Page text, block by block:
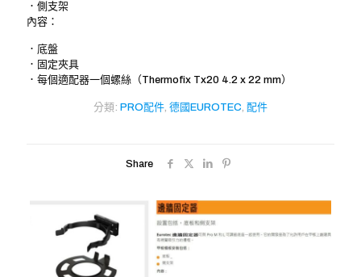
．側支架
內容：
．底盤
．固定夾具
．每個適配器一個螺絲（Thermofix Tx20 4.2 x 22 mm）
分類: PRO配件, 德國EUROTEC, 配件
Share